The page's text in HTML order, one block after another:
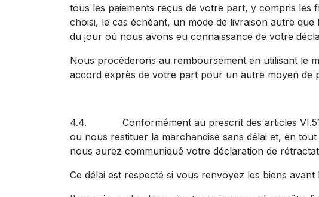
tous les paiements reçus de votre part, y compris les
choisi, le cas échéant, un mode de livraison autre
du jour où nous avons eu connaissance de votre
Nous procéderons au remboursement en utilisant le
accord exprès de votre part pour un autre moyen de
4.4. Conformément au prescrit des articles VI.51
ou nous restituer la marchandise sans délai et, en
nous aurez communiqué votre déclaration de
Ce délai est respecté si vous renvoyez les biens